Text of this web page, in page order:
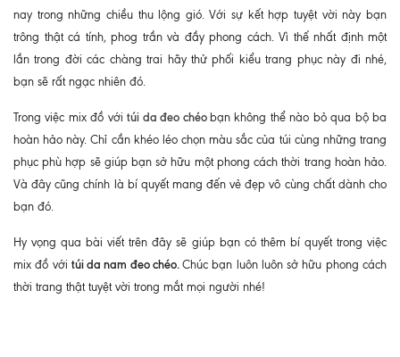
nay trong những chiều thu lộng gió. Với sự kết hợp tuyệt vời này bạn
trông thật cá tính, phog trần và đầy phong cách. Vì thế nhất định một
lần trong đời các chàng trai hãy thử phối kiểu trang phục này đi nhé,
bạn sẽ rất ngạc nhiên đó.
Trong việc mix đồ vớitúi da đeo chéo bạn không thể nào bỏ qua bộ ba
hoàn hảo này. Chỉ cần khéo léo chọn màu sắc của túi cùng những trang
phục phù hợp sẽ giúp bạn sở hữu một phong cách thời trang hoàn hảo.
Và đây cũng chính là bí quyết mang đến vẻ đẹp vô cùng chất dành cho
bạn đó.
Hy vọng qua bài viết trên đây sẽ giúp bạn có thêm bí quyết trong việc
mix đồ với túi da nam đeo chéo.Chúc bạn luôn luôn sở hữu phong cách
thời trang thật tuyệt vời trong mắt mọi người nhé!